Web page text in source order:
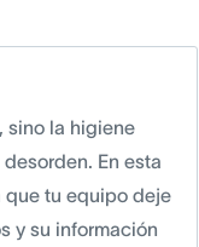
sino la higiene
En esta
que tu equipo deje
y su información